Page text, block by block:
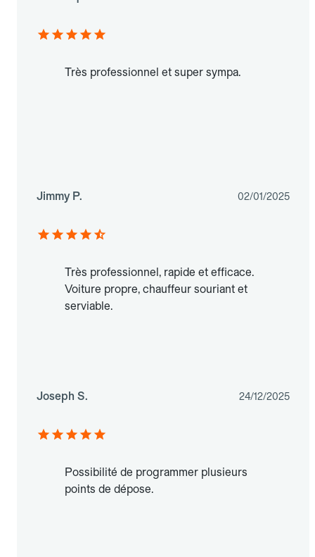
Très professionnel et super sympa.
Jimmy P. 02/01/2025
Très professionnel, rapide et efficace.
Voiture propre, chauffeur souriant et
serviable.
Joseph S. 24/12/2025
Possibilité de programmer plusieurs
points de dépose.